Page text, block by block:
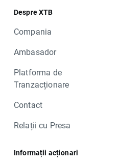
Despre XTB
Compania
Ambasador
Platforma de
Tranzacționare
Contact
Relații cu Presa
Informații acționari